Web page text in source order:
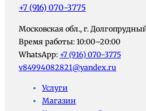
+7 (916) 070-3775
Московская обл., г.
Время работы: 10:00–20:00
WhatsApp: +7 (916) 070-3775
v84994082821@yandex.ru
Услуги
Магазин